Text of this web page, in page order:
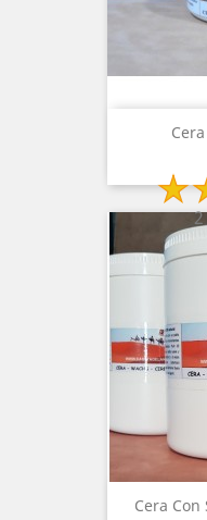
Cera